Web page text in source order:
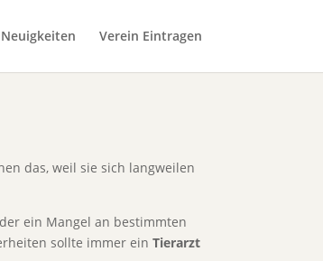
Neuigkeiten Verein Eintragen
das, weil sie sich langweilen
ein Mangel an bestimmten
sollte immer ein Tierarzt